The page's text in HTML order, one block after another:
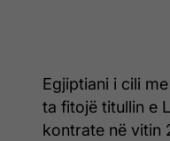
Egjiptiani i cili
ta fitojë titullin e
kontrate në vitin